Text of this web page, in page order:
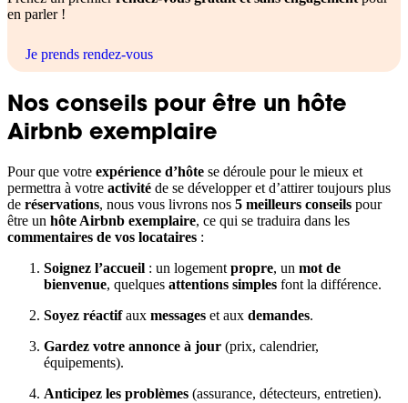
en parler !
Je prends rendez-vous
Nos conseils pour être un hôte
Airbnb exemplaire
Pour que votre expérience d’hôte se déroule pour le mieux et
permettra à votre activité de se développer et d’attirer toujours plus
de réservations, nous vous livrons nos 5 meilleurs conseils pour
être un hôte Airbnb exemplaire, ce qui se traduira dans les
commentaires de vos locataires :
Soignez l’accueil : un logement propre, un mot de
bienvenue, quelques attentions simples font la différence.
Soyez réactifaux messages et aux demandes.
Gardez votre annonce à jour (prix, calendrier,
équipements).
Anticipez les problèmes (assurance, détecteurs, entretien).